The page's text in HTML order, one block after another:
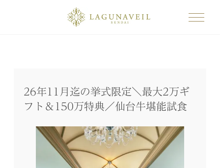
26年11月迄の挙式限定＼最大2万ギ
フト＆150万特典／仙台牛堪能試食